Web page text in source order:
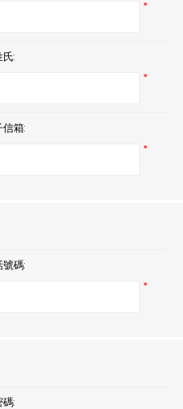
*
氏:
*
信箱:
*
號碼:
*
碼: